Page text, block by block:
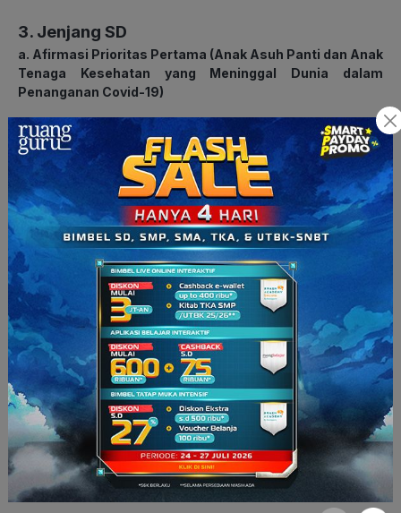
3. Jenjang SD
a. Afirmasi Prioritas Pertama (Anak Asuh Panti dan Anak
Tenaga Kesehatan yang Meninggal Dunia dalam
Penanganan Covid-19)
Proses seleksi: 16 Juni – 4 Juli 2025
b. Afirmasi Prioritas Pertama (Penyandang Disabilitas)
Proses seleksi: 16 Juni – 20 Juni 2025
c. Afirmasi Prioritas Kedua (Bagi pemegang Kartu Anak
Jakarta, anak dari pekerja/buruh yang
direkomendasikan oleh Kepala Disnakertransgi Provinsi
DKI Jakarta, anak dari mitra Transjakarta yang
mengemudikan bus kecil yang direkomendasikan oleh
Kadishub DKI Jakarta)
Proses seleksi: 23 Juni – 28 Juni 2025
d. Jalur Domisili
Proses seleksi: 16 Juni – 20 Juni 2025